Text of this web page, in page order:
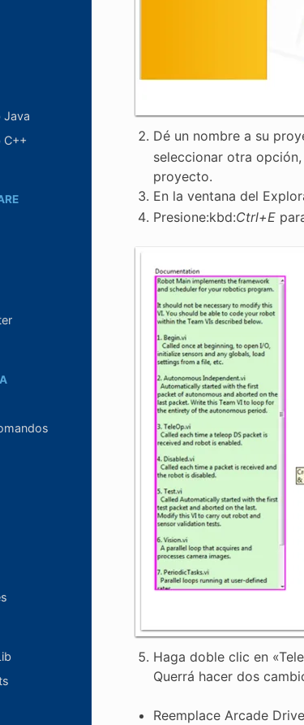
Java
C++
Dé un nombre a su
seleccionar otra
proyecto.
En la ventana del
Presione:kbd:Ctrl+E
Haga doble clic en
Querrá hacer dos
Reemplace Arcade